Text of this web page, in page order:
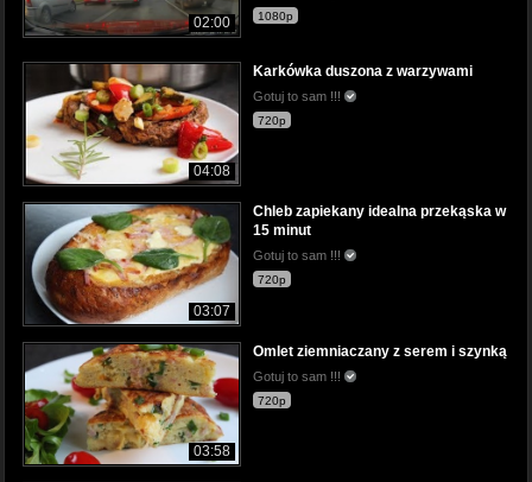
02:00 1080p
04:08
Karkówka duszona z warzywami
Gotuj to sam !!!
720p
03:07
Chleb zapiekany idealna przekąska w
15 minut
Gotuj to sam !!!
720p
03:58
Omlet ziemniaczany z serem i szynką
Gotuj to sam !!!
720p